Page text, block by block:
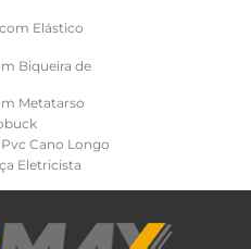
Elástico
Biqueira de
Metatarso
Cano Longo
Eletricista